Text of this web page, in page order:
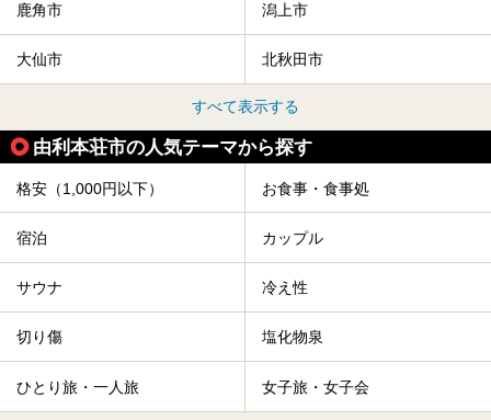
鹿角市 潟上市
大仙市 北秋田市
すべて表示する
由利本荘市の人気テーマから探す
格安（1,000円以下） お食事・食事処
宿泊 カップル
サウナ 冷え性
切り傷 塩化物泉
ひとり旅・一人旅 女子旅・女子会